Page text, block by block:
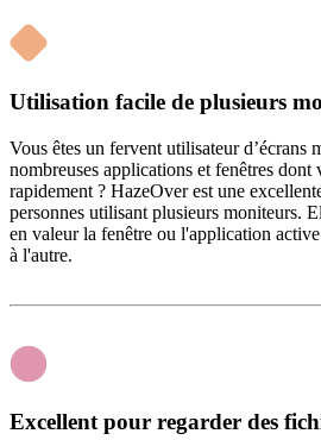
Utilisation facile de plusieurs
Vous êtes un fervent utilisateur d’écrans
nombreuses applications et fenêtres dont
rapidement ? HazeOver est une
personnes utilisant plusieurs moniteurs.
en valeur la fenêtre ou l'application
à l'autre.
Excellent pour regarder des